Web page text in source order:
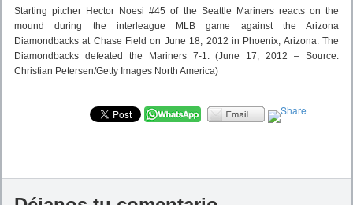
Starting pitcher Hector Noesi #45 of the Seattle Mariners reacts on the
mound during the interleague MLB game against the Arizona
Diamondbacks at Chase Field on June 18, 2012 in Phoenix, Arizona. The
Diamondbacks defeated the Mariners 7-1.(June 17, 2012 – Source:
Christian Petersen/Getty Images North America)